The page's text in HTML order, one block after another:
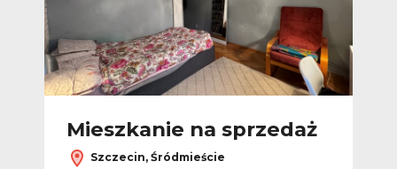
Mieszkanie na sprzedaż
Szczecin, Śródmieście